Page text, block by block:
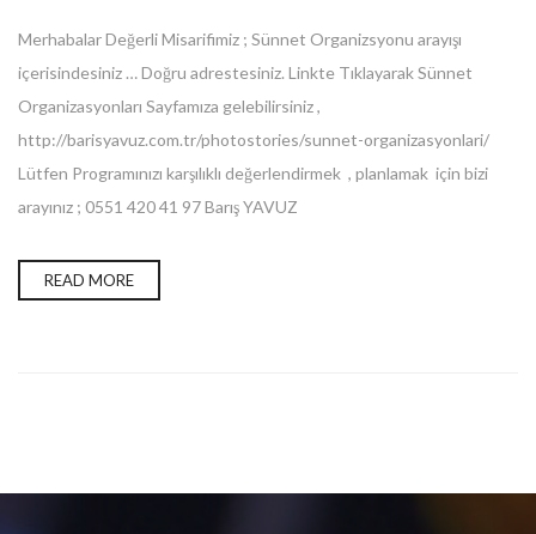
Merhabalar Değerli Misarifimiz ; Sünnet Organizsyonu arayışı
içerisindesiniz … Doğru adrestesiniz. Linkte Tıklayarak Sünnet
Organizasyonları Sayfamıza gelebilirsiniz ,
http://barisyavuz.com.tr/photostories/sunnet-organizasyonlari/
Lütfen Programınızı karşılıklı değerlendirmek , planlamak için bizi
arayınız ; 0551 420 41 97 Barış YAVUZ
READ MORE